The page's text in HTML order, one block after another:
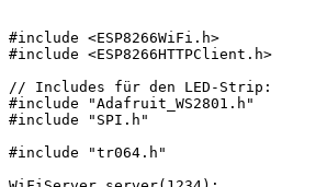
#include <ESP8266WiFi.h>
#include <ESP8266HTTPClient.h>

// Includes für den LED-Strip:
#include "Adafruit_WS2801.h"
#include "SPI.h"

#include "tr064.h"

WiFiServer server(1234);

//Hostname
const char* wifi_host = "WerDa";
//Wifi network name (SSID)
const char* wifi_ssid = "**********";
//Wifi network password
const char* wifi_password = "**********************";
//IP address of your router. This should be "192.168.179.1" for all FRITZ!Boxes
const char* IP = "192.168.178.1";
//Port of the API of your router. This should be 49000 for all TR-064 devices.
const int PORT = 49000;
//The username if you created and account, "admin" otherwise
const char* fuser = "********";
//The password for the aforementioned account.
const char* fpass = "*****************";

//Put the settings for the devices to detect here
//The number of different people/user you want to be able to detect
const int numUser = 4;
//The maximum amount of devices per user
const int maxDevices = 1;

/*
   The array of macs. Structure:
   = {{"mac1:user1", "mac2:user1", ..., "macX:user1"}, {"mac1:user2", "mac2:user2", ..., "macX:user2"}, ..., {"mac1:userY", "mac2:userY", ..., "macX:userY"}};
   Doesn't matter if upper or lowercase :)
*/
const char macsPerUser[numUser][maxDevices][18] = {
  {"ab:cd:ef:00:01:02"}, // Nutzer 1
  {"ab:cd:ef:00:01:03"}, // Nutzer 2
  {"ab:cd:ef:00:01:04"}, // Nutzer 3
  {"ab:cd:ef:00:01:05"}, // Nutzer 4
};

//Do not mess with these :)
//TR-064 connection
TR064 connection(PORT, IP, fuser, fpass);
//Status array. No need to change this!
bool onlineUsers[numUser];
bool onlineUsersPre[numUser];
bool firstRun = true;

// slider PIN:
uint8_t sliderPIN = A0;
float dimm;      // scaling value of the slider, betweet 0 and 1
float dimm_last;

// PINs der LED-Strips:
uint8_t dataPin1  = D3;
uint8_t clockPin1 = D4;
uint8_t dataPin2  = D7;
uint8_t clockPin2 = D8;
uint8_t dataPin3  = D5;
uint8_t clockPin3 = D6;
uint8_t dataPin4  = D1;
uint8_t clockPin4 = D2;
int numberOfLEDs = 6;

Adafruit_WS2801 strip[numUser] = {
  Adafruit_WS2801(numberOfLEDs, dataPin1, clockPin1),
  Adafruit_WS2801(numberOfLEDs, dataPin2, clockPin2),
  Adafruit_WS2801(numberOfLEDs, dataPin3, clockPin3),
  Adafruit_WS2801(numberOfLEDs, dataPin4, clockPin4)
};

//###########################################################################################
void setup() {

  for (int i = 0; i < numUser; ++i) {
    onlineUsersPre[i] = false;
  }

  //You might want to change the baud-rate
  Serial.begin(115200);

  // read the slider value:
  dimm = analogRead(sliderPIN) / 1024.;
  dimm_last = dimm;

  // Setup für LED-Strip:
  for (int s = 0; s < numUser; ++s) {
    strip[s].begin();
    strip[s].show();
  }

  // Start TCP server.
  server.begin();

  //**************************************************
  //Wait a few secs for warm-up (dunno why, was in the default code for http connections).
  //You might be able to remove this block
  Serial.println("[SETUP] WAIT 1...");
  LEDfadeInAll(1, 0, 0);
  LEDfadeOutAll(1, 0, 0);
  Serial.println("[SETUP] WAIT 2...");
  LEDfadeInAll(0, 1, 0);
  LEDfadeOutAll(0, 1, 0);
  Serial.println("[SETUP] WAIT 3...");
  LEDfadeInAll(0, 0, 1);
  LEDfadeOutAll(0, 0, 1);
  //**************************************************

  //Connect to wifi
  WiFi.mode(WIFI_STA);
  WiFi.hostname(wifi_host);
  WiFi.begin(wifi_ssid, wifi_password);

  //Wait for the wifi to connect and flash all LEDs
  while ((WiFi.status() != WL_CONNECTED)) {
    for (int i = 0; i < strip[0].numPixels(); i++) {
      for (int s = 0; s < numUser; ++s) {
        if (random(1, 10) > 5) strip[s].setPixelColor(i,  Color(random(1, 255), random(1, 255), random(1, 255)));
        else     strip[s].setPixelColor(i,  Color(0, 0, 0));
      }
    }
    for (int s = 0; s < numUser; ++s) {
      strip[s].show();
    }
    delay(200);
  }

  Serial.println("[WiFi] Connected!");
  Serial.println("[WiFi] Hostname:  " + WiFi.hostname());
  Serial.println("[WiFi] MAC:       " + WiFi.macAddress());
  Serial.println("[WiFi] IP:        " + WiFi.localIP().toString());
  Serial.println();

  LEDfadeInAll(1, 1, 0);

  //Initialize the TR-064 library
  Serial.println("Initialize TR-064 connection");
  connection.init();
  //Request the number of (connected) Wifi-Devices
  int numDev = getWifiNumber();
  Serial.printf("WIFI has %d (connected) devices.\n", numDev);
  //Check the status of all the devices connected to wifi
  getStatusOfAllWifi(numDev);
  //Get the number of all devices, that are known to this router
  numDev = getDeviceNumber();
  Serial.printf("Router has %d known devices.\n", numDev);
}

//###########################################################################################
void loop() {
  //For the next round, assume all users are offline
  for (int i = 0; i < numUser; ++i) {
    onlineUsersPre[i] = onlineUsers[i];
    onlineUsers[i]    = false;
  }

  //Check for all users if at least one of the macs is online
  for (int i = 0; i < numUser; ++i) {
    Serial.printf("> USER %d -------------------------------\n", i);
    boolean b = true; //No online device found yet
    //Check all devices
    for (int j = 0; j < maxDevices && b; ++j) {
      //Get the mac of the device to check
      String curMac = macsPerUser[i][j];
      b = (curMac != ""); //If it is empty, we don't need to check it (or the next one)
      if (b) {
        //okay, ask the router for the status of this MAC
        String stat2[4][2];
        getStatusOfMAC(curMac, stat2);

        //aaaaaaaaaaaannd??? Is it online?
        if (stat2[3][1] != "" && stat2[3][1] != "0") {
          onlineUsers[i] = true;
          b = true;
        }
        //Okay, print the status to the console!
        verboseStatus(stat2);
      }
    }
  }
  Serial.println("========================================");

  //Flash all LEDs and then set them to the status we just found
  if (firstRun) {
    for (int s = 0; s < numUser; ++s) {
      // Gelb ausblenden:
      LEDfadeOut(s, 1, 1, 0);
      if (onlineUsers[s]) {
        LEDfadeIn(s, 1, 1, 1);
      }
      else {
        LEDfadeIn(s, 1, 0, 0);
      }
    }
  }
  else {
    for (int s = 0; s < numUser; ++s) {
      if (!onlineUsersPre[s] && onlineUsers[s]) {
        // Rot ausblenden:
        LEDfadeOut(s, 1, 0, 0);
        // Grün blinken:
        LEDfadeIn(s, 0, 1, 0);
        LEDfadeOut(s, 0, 1, 0);
        // Weiß einblenden:
        LEDfadeIn(s, 1, 1, 1);
      }
      if (onlineUsersPre[s] && !onlineUsers[s]) {
        // Weiß ausblenden:
        LEDfadeOut(s, 1, 1, 1);
        // Rot blinken:
        LEDfadeIn(s, 1, 0, 0);
        LEDfadeOut(s, 1, 0, 0);
        // Rot einblenden:
        LEDfadeIn(s, 1, 0, 0);
      }
    }
  }
  firstRun = false;

  //delay(10000);
  unsigned long starttime = millis();
  while (millis() - starttime < 10000) {

    // adjust the brightness according to the slider:
    dimm = analogRead(sliderPIN) / 1024.;

    // WOHOOOOO!
    //
    // "Floating point numbers are not exact, and may yield strange results when compared.
    // For example 6.0 / 3.0 may not equal 2.0.
    // You should instead check that the absolute value of the difference
    // between the numbers is less than some small number.
    // https://www.arduino.cc/reference/en/language/variables/data-types/float/

    if (abs(dimm - dimm_last) > .05 ) {
      Serial.print("Brightness changed: ");
      Serial.print(dimm_last, 5);
      Serial.print("\t->\t");
      Serial.print(dimm, 5);
      Serial.print("\tdiff:\t");
      Serial.println(abs(dimm - dimm_last), 5);

      for (int s = 0; s < numUser; ++s) {
        if (onlineUsers[s]) {
          for (int i = 0; i < strip[0].numPixels(); i++) {
            strip[s].setPixelColor(i, Color(dimm * 255., dimm * 255., dimm * 255.));
          }
        }
        else {
          for (int i = 0; i < strip[0].numPixels(); i++) {
            strip[s].setPixelColor(i, Color(dimm * 255., 0, 0));
          }
        }
        strip[s].show();
      }
      dimm_last = dimm;
    }

    // Check if a client has connected
    delay(10);
    WiFiClient client = server.available();
    if (client) {

      // Return the response
      // (the following lines are necessary the server should be used with a browser):
      //client.println("HTTP/1.1 200 OK");
      //client.println("Content-Type: text/html");
      //client.println(""); //  do not forget this one
      //client.println("<!DOCTYPE HTML>");
      //client.println("<html>");
      String response = "";       // it's important to send the response at once, not in the folling loop in separat pieces
      for (int i = 0; i < numUser; ++i) {
        if (onlineUsers[i]) {
          response += "1";
        }
        else                {
          response += "0";
        }
      }
      client.print(response);
      //client.println("</html>");
    }
  }

}

///////////////////////////////////////////////////
void LEDfadeIn(int s, float r, float g, float b) {
  dimm = analogRead(sliderPIN) / 1024.;

  for (int c = 0; c <= 255; c = c + 5) {
    for (int i = 0; i < strip[s].numPixels(); i++) {
      strip[s].setPixelColor(i, Color(dimm * c * r, dimm * c * b, dimm * c * g));
    }
    strip[s].show();
    delay(15);
  }
  delay(100);
}
///////////////////////////////////////////////////
void LEDfadeOut(int s, float r, float g, float b) {
  dimm = analogRead(sliderPIN) / 1024.;

  for (int c = 255; c >= 0; c = c - 5) {
    for (int i = 0; i < strip[s].numPixels(); i++) {
      strip[s].setPixelColor(i, Color(dimm * c * r, dimm * c * b, dimm * c * g));
    }
    strip[s].show();
    delay(15);
  }
  delay(100);
}
///////////////////////////////////////////////////
void LEDfadeInAll(float r, float g, float b) {
  dimm = analogRead(sliderPIN) / 1024.;

  for (int c = 0; c <= 255; c = c + 5) {
    for (int i = 0; i < strip[0].numPixels(); i++) {
      for (int s = 0; s < numUser; ++s) {
        strip[s].setPixelColor(i, Color(dimm * c * r, dimm * c * b, dimm * c * g));
      }
    }